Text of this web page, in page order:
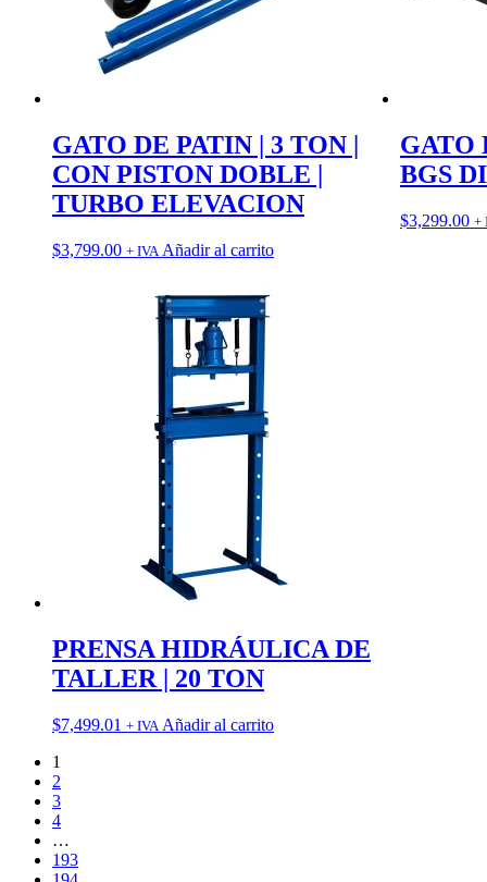
GATO DE PATIN | 3 TON |
CON PISTON DOBLE |
TURBO ELEVACION
$3,799.00 + IVA Añadir al carrito
GATO
BGS
$3,299.00 +
PRENSA HIDRÁULICA DE
TALLER | 20 TON
$7,499.01 + IVA Añadir al carrito
1
2
3
4
…
193